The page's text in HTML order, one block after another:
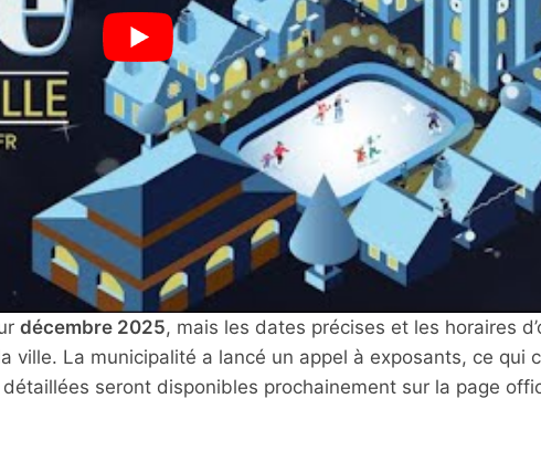
décembre 2025, mais les dates précises et les horaires
ville. La municipalité a lancé un appel à exposants, ce qui
seront disponibles prochainement sur la page